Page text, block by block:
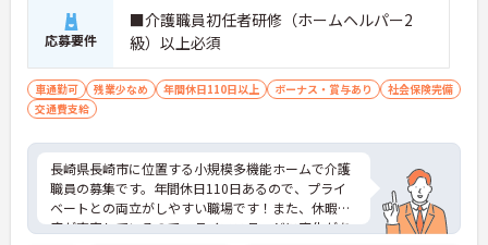
応募要件
■介護職員初任者研修（ホームヘルパー2
級）以上必須
車通勤可 残業少なめ 年間休日110日以上 ボーナス・賞与あり
社会保険完備
交通費支給
長崎県長崎市に位置する小規模多機能ホームで介護
職員の募集です。年間休日110日あるので、プライ
ベートとの両立がしやすい職場です！また、休暇制
度が充実しているので、ライフステージに変化があ